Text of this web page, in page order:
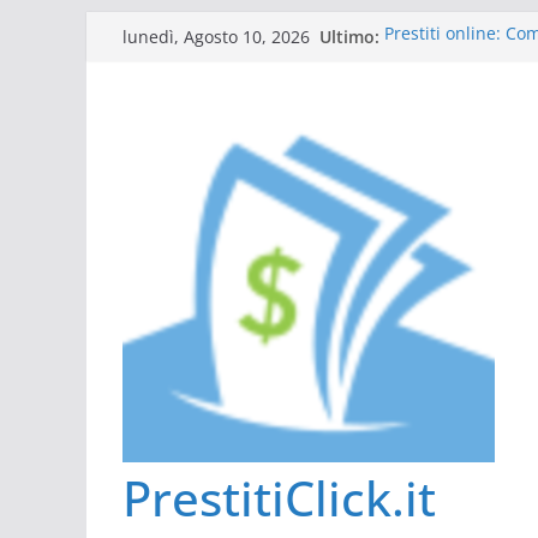
Saltalunedì, Agosto 10, 2026 Ultimo: Prestiti online:
PrestitiClick.it